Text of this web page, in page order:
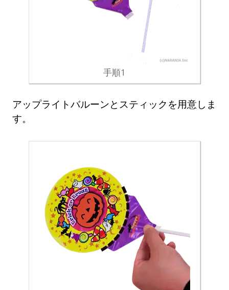
手順1
アップライトバルーンとスティックを用意しま
す。